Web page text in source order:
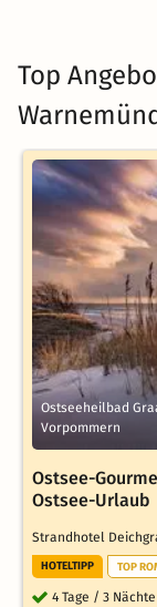
Top
Ostseeheilbad
Vorpommern
Ostsee-
Ostsee-Urlaub
Strandhotel
HOTELTIPP TOP
4 Tage / 3